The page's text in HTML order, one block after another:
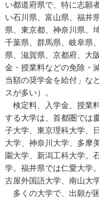
い都道府県で、特に志願
い石川県、富山県、福井
県、東京都、神奈川県、
千葉県、群馬県、岐阜県
県、滋賀県、京都府、大
金・授業料などの免除・
当額の奨学金を給付」な
スが多い）。
検定料、入学金、授業
する大学は、首都圏では
子大学、東京理科大学、
大学、神奈川大学、多摩
園大学、新潟工科大学。
学。福井県では仁愛大学
古屋外国語大学、南山大
多くの大学で、出願が